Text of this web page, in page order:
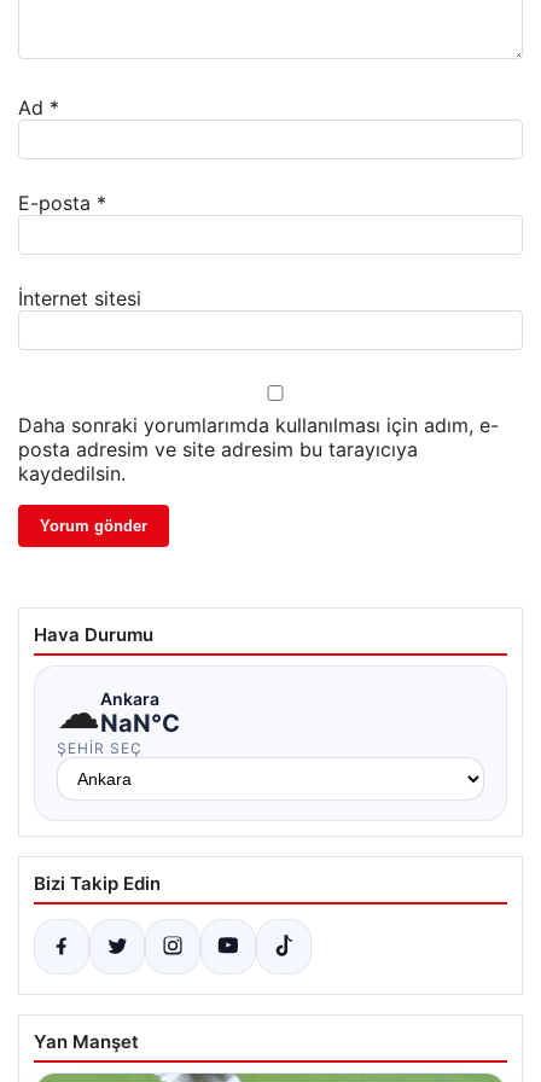
Ad *
E-posta *
İnternet sitesi
Daha sonraki yorumlarımda kullanılması için adım, e-
posta adresim ve site adresim bu tarayıcıya
kaydedilsin.
Hava Durumu
☁Ankara
NaN°C
ŞEHIR SEÇ
Bizi Takip Edin
Yan Manşet